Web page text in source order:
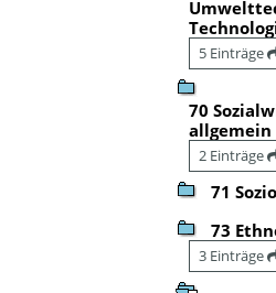
5 Einträge
70
allgemein
2 Einträge
71
73
3 Einträge